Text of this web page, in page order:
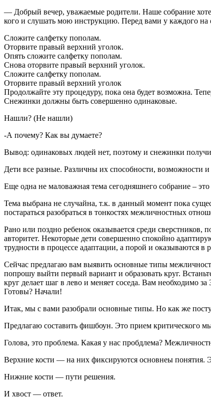
— Добрый вечер, уважаемые родители. Наше собрание
кого и слушать мою инструкцию. Перед вами у каждого на
Сложите салфетку пополам.
Оторвите правый верхний уголок.
Опять сложите салфетку пополам.
Снова оторвите правый верхний уголок.
Сложите салфетку пополам.
Оторвите правый верхний уголок
Продолжайте эту процедуру, пока она будет возможна.
Снежинки должны быть совершенно одинаковые.
Нашли? (Не нашли)
-А почему? Как вы думаете?
Вывод: одинаковых людей нет, поэтому и снежинки
Дети все разные. Различны их способности, возможности и
Еще одна не маловажная тема сегодняшнего собрание –
Тема выбрана не случайна, т.к. в данный момент пока
постараться разобраться в тонкостях межличностных
Рано или поздно ребенок оказывается среди
авторитет. Некоторые дети совершенно спо­койно
трудности в процессе адаптации, а порой и оказываются
Сейчас предлагаю вам выявить основные типы
попрошу выйти первый вариант и образовать круг.
круг делает шаг в лево и меняет соседа. Вам необходимо
Готовы? Начали!
Итак, мы с вами разобрали основные типы. Но как же
Предлагаю составить фишбоун. Это прием критического
Голова, это проблема. Какая у нас пробдлема?
Верхние кости — на них фиксируются основнеы
Нижние кости — пути решения.
И хвост — ответ.